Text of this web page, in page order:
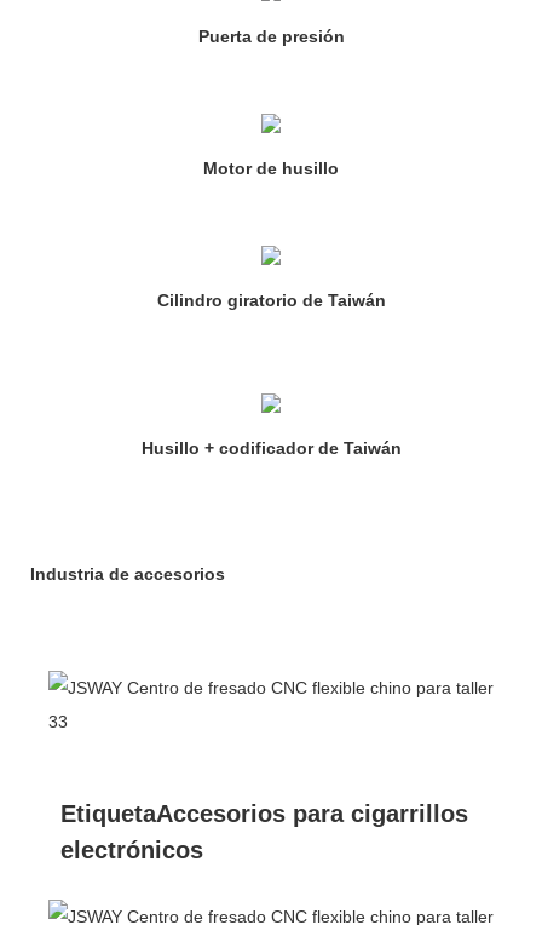
Puerta de presión
Motor de husillo
Cilindro giratorio de Taiwán
Husillo + codificador de Taiwán
Industria de accesorios
EtiquetaAccesorios para cigarrillos
electrónicos